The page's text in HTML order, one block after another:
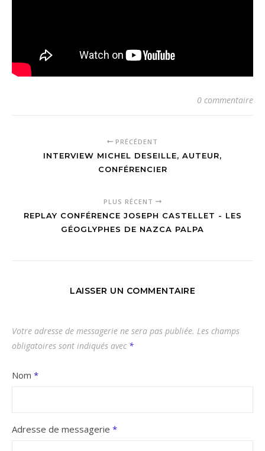
0 commentaire
PRÉCÉDENT
INTERVIEW MICHEL DESEILLE, AUTEUR,
CONFÉRENCIER
PLUS RÉCENT
REPLAY CONFÉRENCE JOSEPH CASTELLET - LES
GÉOGLYPHES DE NAZCA PALPA
LAISSER UN COMMENTAIRE
Votre adresse de messagerie ne sera pas publiée. Les champs
obligatoires sont indiqués avec *
Nom *
Adresse de messagerie *